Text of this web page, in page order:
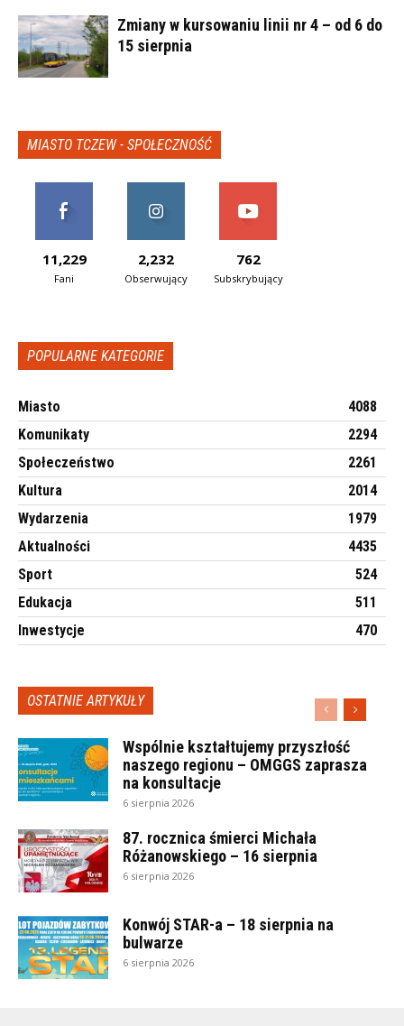
Zmiany w kursowaniu linii nr 4 – od 6 do
15 sierpnia
MIASTO TCZEW - SPOŁECZNOŚĆ
11,229
Fani
2,232
Obserwujący
762
Subskrybujący
POPULARNE KATEGORIE
Miasto
4088
Komunikaty
2294
Społeczeństwo
2261
Kultura
2014
Wydarzenia
1979
Aktualności
4435
Sport
524
Edukacja
511
Inwestycje
470
OSTATNIE ARTYKUŁY
Wspólnie kształtujemy przyszłość
naszego regionu – OMGGS zaprasza
na konsultacje
6 sierpnia 2026
87. rocznica śmierci Michała
Różanowskiego – 16 sierpnia
6 sierpnia 2026
Konwój STAR-a – 18 sierpnia na
bulwarze
6 sierpnia 2026